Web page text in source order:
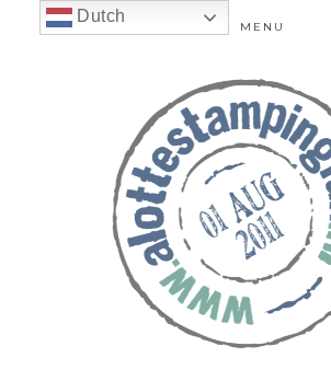
MENU
Dutch